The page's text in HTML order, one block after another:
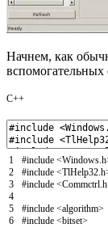
Начнем, как
C++
1
2
3
4
5
6
#include
#include
#include
#include <algorithm>
#include <bitset>